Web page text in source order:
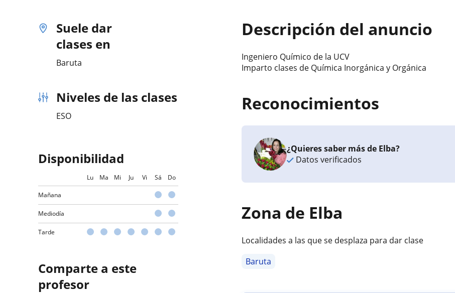
Suele dar
clases en
Baruta
Niveles de las clases
ESO
Disponibilidad
Lu Ma Mi Ju Vi Sá Do
Mañana
Mediodía
Tarde
Comparte a este
profesor
Descripción del anuncio
Ingeniero Químico de la UCV
Imparto clases de Química Inorgánica y Orgánica
Reconocimientos
¿Quieres saber más de Elba?
Datos verificados
Zona de Elba
Localidades a las que se desplaza para dar clase
Baruta